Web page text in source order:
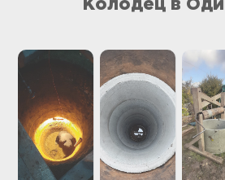
Колодец в